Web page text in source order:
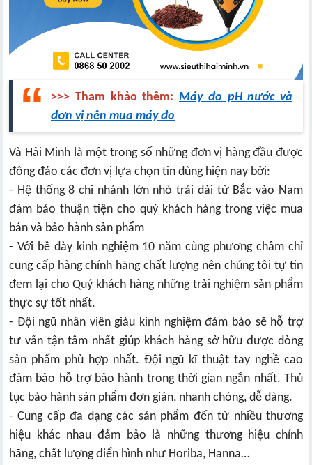
>>> Tham khảo thêm: Máy đo pH nước và
đơn vị nên mua máy đo
Và Hải Minh là một trong số những đơn vị hàng đầu được
đông đảo các đơn vị lựa chọn tin dùng hiện nay bởi:
- Hệ thống 8 chi nhánh lớn nhỏ trải dài từ Bắc vào Nam
đảm bảo thuận tiện cho quý khách hàng trong việc mua
bán và bảo hành sản phẩm
- Với bề dày kinh nghiệm 10 năm cùng phương châm chỉ
cung cấp hàng chính hãng chất lượng nên chúng tôi tự tin
đem lại cho Quý khách hàng những trải nghiệm sản phẩm
thực sự tốt nhất.
- Đội ngũ nhân viên giàu kinh nghiệm đảm bảo sẽ hỗ trợ
tư vấn tận tâm nhất giúp khách hàng sở hữu được dòng
sản phẩm phù hợp nhất. Đội ngũ kĩ thuật tay nghề cao
đảm bảo hỗ trợ bảo hành trong thời gian ngắn nhất. Thủ
tục bảo hành sản phẩm đơn giản, nhanh chóng, dễ dàng.
- Cung cấp đa dạng các sản phẩm đến từ nhiều thương
hiệu khác nhau đảm bảo là những thương hiệu chính
hãng, chất lượng điển hình như Horiba, Hanna…